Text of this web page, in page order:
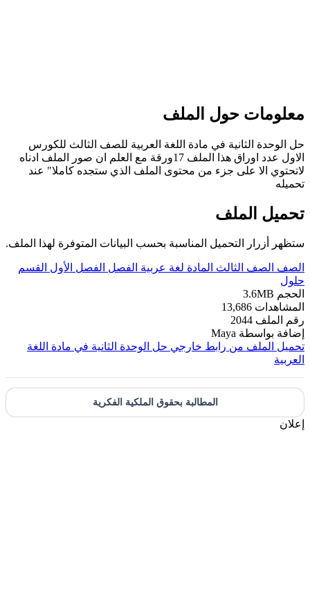
حول الملف
الوحدة الثانية في مادة اللغة العربية للصف الثالث للكورس
الاول عدد اوراق هذا الملف 17ورقة مع العلم ان صور الملف ادناه
الا على جزء من محتوى الملف الذي ستجده كاملا" عند
الملف
أزرار التحميل المناسبة بحسب البيانات المتوفرة لهذا الملف.
الصف الثالث المادة لغة عربية الفصل الفصل الأول القسم
3.6MB
13,686
الملف 2044
بواسطة Maya
الملف من رابط خارجي حل الوحدة الثانية في مادة اللغة
المطالبة بحقوق الملكية الفكرية